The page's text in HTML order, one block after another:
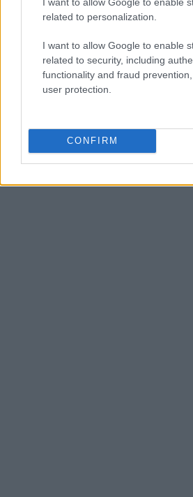
related to personalization.
I want to allow Google to enable
related to security, including
functionality and fraud
user protection.
CONFIRM
περαιτέρω ισχυροποίηση
τους καταστήματος
«νούμερο 1» ψηφιακό σημείο
καλλυντικά επιλεκτικής
διαθέτοντας περισσότερους
κωδικούς.